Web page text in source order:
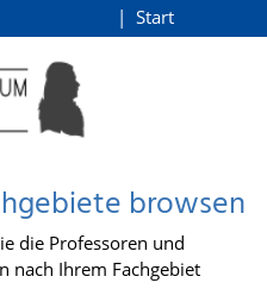
Start
browsen
die Professoren und
nach Ihrem Fachgebiet